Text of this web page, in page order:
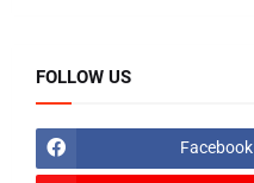
FOLLOW US
Facebook